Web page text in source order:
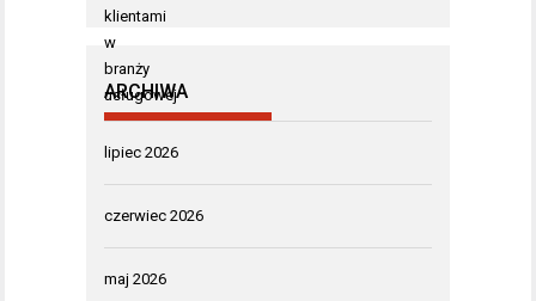
ARCHIWA
lipiec 2026
czerwiec 2026
maj 2026